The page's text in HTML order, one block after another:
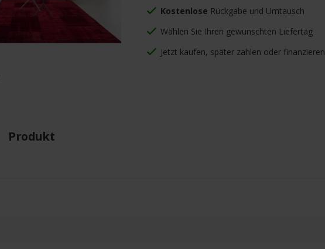
Kostenlose Rückgabe und Umtausch
Wählen Sie Ihren gewünschten Liefertag
Jetzt kaufen, später zahlen oder finanzieren
Produkt